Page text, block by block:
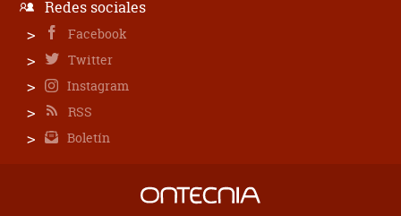
Redes sociales
Facebook
Twitter
Instagram
RSS
Boletín